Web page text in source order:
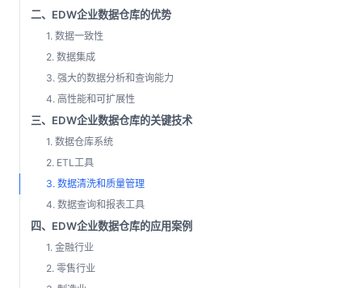
二、EDW企业数据仓库的优势
1. 数据一致性
2. 数据集成
3. 强大的数据分析和查询能力
4. 高性能和可扩展性
三、EDW企业数据仓库的关键技术
1. 数据仓库系统
2. ETL工具
3. 数据清洗和质量管理
4. 数据查询和报表工具
四、EDW企业数据仓库的应用案例
1. 金融行业
2. 零售行业